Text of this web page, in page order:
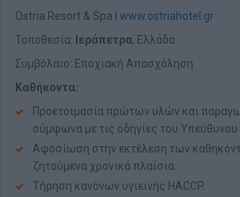
Ostria Resort & Spa | www.ostriahotel.gr
Τοποθεσία: Ιεράπετρα, Ελλάδα
Συμβόλαιο: Εποχιακή Απασχόληση
Καθήκοντα:
Προετοιμασία πρώτων υλών και
σύμφωνα με τις οδηγίες του Υπεύθυνου
Αφοσίωση στην εκτέλεση των
ζητούμενα χρονικά πλαίσια.
Τήρηση κανόνων υγιεινής HACCP.